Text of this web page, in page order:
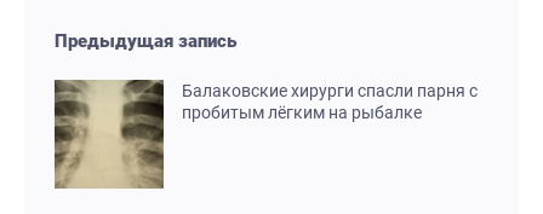
Предыдущая запись
Балаковские хирурги спасли парня с
пробитым лёгким на рыбалке